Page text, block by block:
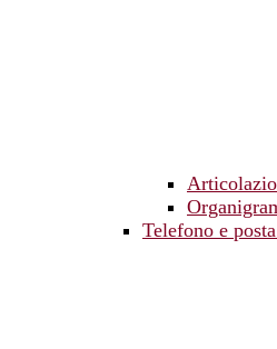
Telefono e